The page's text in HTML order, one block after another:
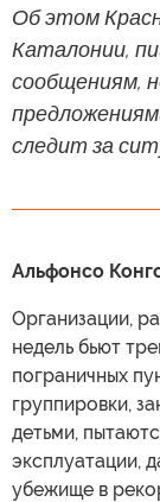
Об этом
Каталонии,
сообщениям,
следит за
Альфонсо
Организации,
недель бьют
пограничных
группировки,
детьми,
эксплуатации,
убежище в